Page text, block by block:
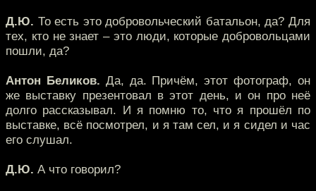
Д.Ю. То есть это добровольческий батальон, да? Для
тех, кто не знает – это люди, которые добровольцами
пошли, да?
Антон Беликов. Да, да. Причём, этот фотограф, он
же выставку презентовал в этот день, и он про неё
долго рассказывал. И я помню то, что я прошёл по
выставке, всё посмотрел, и я там сел, и я сидел и час
его слушал.
Д.Ю. А что говорил?